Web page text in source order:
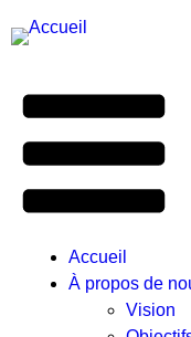
Accueil
À propos de
Vision